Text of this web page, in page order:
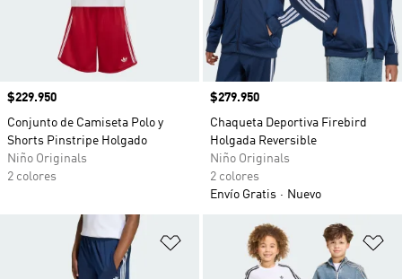
Precio
$229.950
Conjunto de Camiseta Polo y
Shorts Pinstripe Holgado
Niño Originals
2 colores
Precio
$279.950
Chaqueta Deportiva Firebird
Holgada Reversible
Niño Originals
2 colores
Envío Gratis
Nuevo
Añadir a la lista de deseos